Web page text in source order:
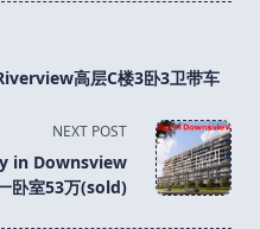
高层C楼3卧3卫带车
NEXT POST
in Downsview
卧室53万(sold)